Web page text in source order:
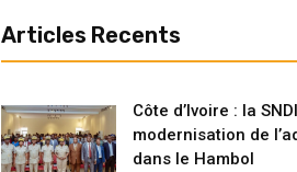
Articles Recents
Côte d’Ivoire : la
modernisation de
dans le Hambol